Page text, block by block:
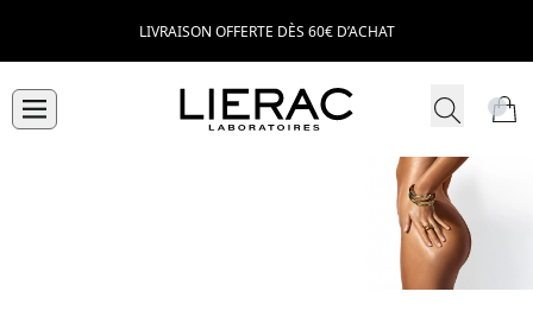
LIVRAISON OFFERTE DÈS 60€ D’ACHAT